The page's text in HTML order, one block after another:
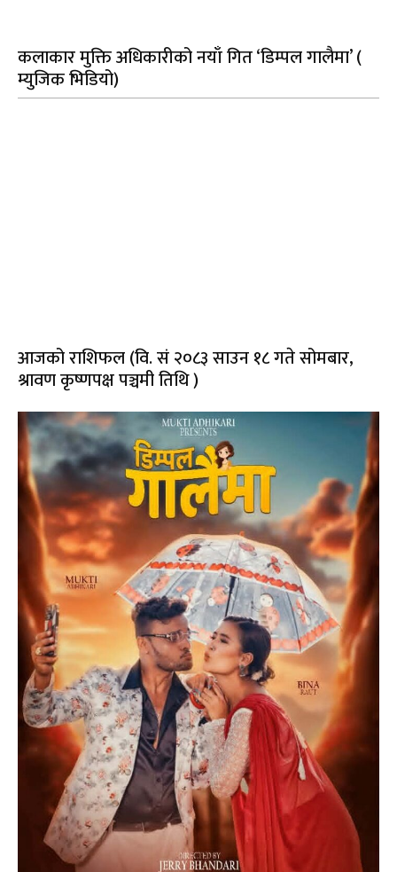
कलाकार मुक्ति अधिकारीको नयाँ गित ‘डिम्पल गालैमा’ (
म्युजिक भिडियो)
आजको राशिफल (वि. सं २०८३ साउन १८ गते सोमबार,
श्रावण कृष्णपक्ष पञ्चमी तिथि )